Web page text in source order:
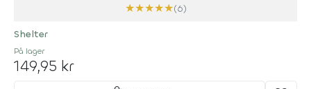
★★★★★(6)
Shelter
På lager
149,95 kr